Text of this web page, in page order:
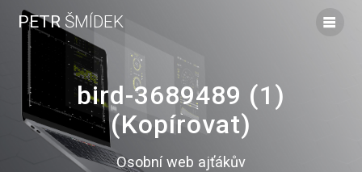
PETR ŠMÍDEK
bird-3689489 (1)
(Kopírovat)
Osobní web ajťákův